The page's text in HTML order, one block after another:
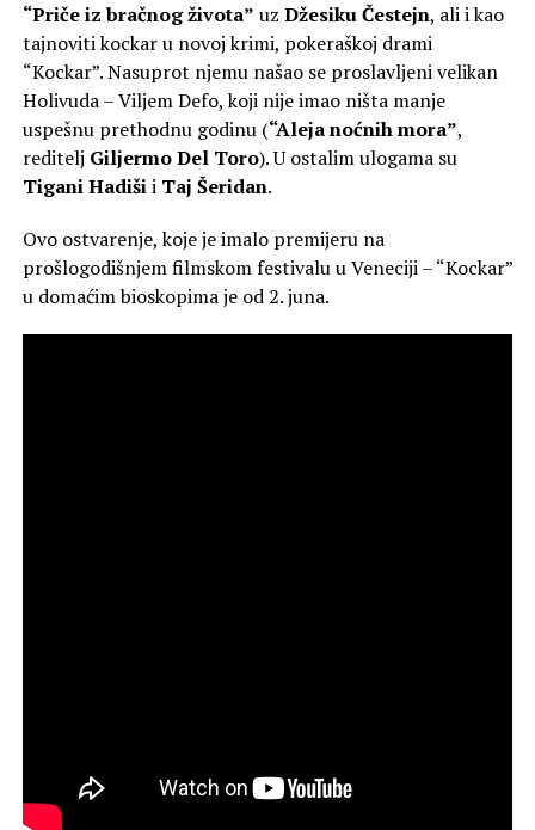
“Priče iz bračnog života” uz Džesiku Čestejn, ali i kao
tajnoviti kockar u novoj krimi, pokeraškoj drami
“Kockar”. Nasuprot njemu našao se proslavljeni velikan
Holivuda – Viljem Defo, koji nije imao ništa manje
uspešnu prethodnu godinu (“Aleja noćnih mora”,
reditelj Giljermo Del Toro). U ostalim ulogama su
Tigani HadišiiTaj Šeridan.
Ovo ostvarenje, koje je imalo premijeru na
prošlogodišnjem filmskom festivalu u Veneciji – “Kockar”
u domaćim bioskopima je od 2. juna.